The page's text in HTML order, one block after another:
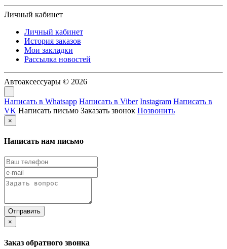
Личный кабинет
Личный кабинет
История заказов
Мои закладки
Рассылка новостей
Автоаксессуары © 2026
Написать в Whatsapp Написать в Viber Instagram Написать в
VK Написать письмо Заказать звонок Позвонить
×
Написать нам письмо
×
Заказ обратного звонка